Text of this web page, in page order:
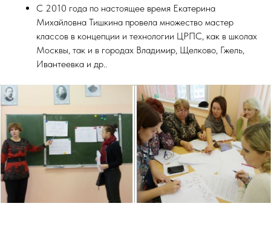
С 2010 года по настоящее время Екатерина
Михайловна Тишкина провела множество мастер
классов в концепции и технологии ЦРПС, как в школах
Москвы, так и в городах Владимир, Щелково, Гжель,
Ивантеевка и др..